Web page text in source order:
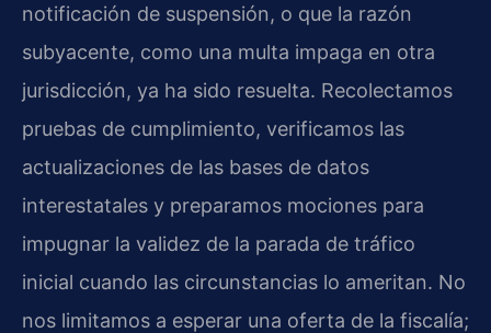
notificación de suspensión, o que la razón
subyacente, como una multa impaga en otra
jurisdicción, ya ha sido resuelta. Recolectamos
pruebas de cumplimiento, verificamos las
actualizaciones de las bases de datos
interestatales y preparamos mociones para
impugnar la validez de la parada de tráfico
inicial cuando las circunstancias lo ameritan. No
nos limitamos a esperar una oferta de la fiscalía;